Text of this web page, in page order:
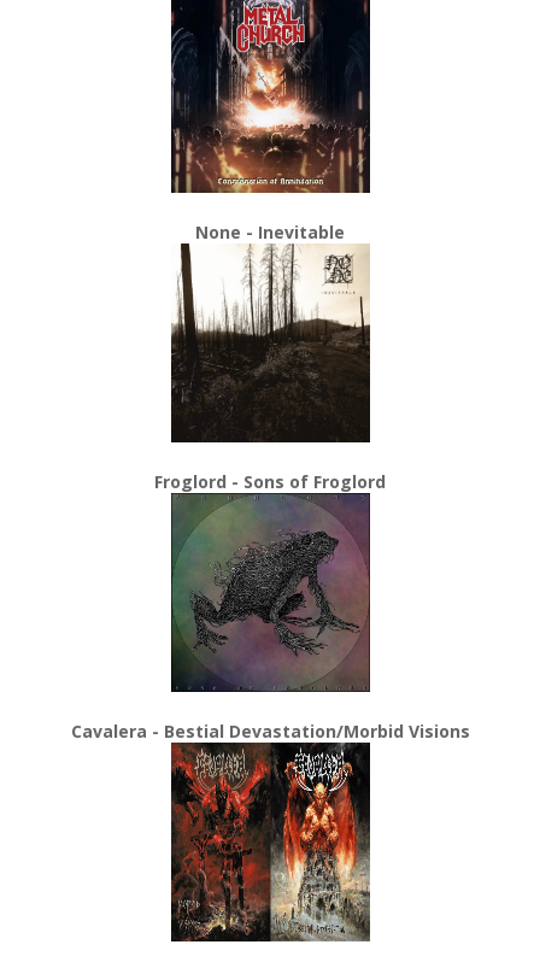
None - Inevitable
Froglord - Sons of Froglord
Cavalera - Bestial Devastation/Morbid Visions